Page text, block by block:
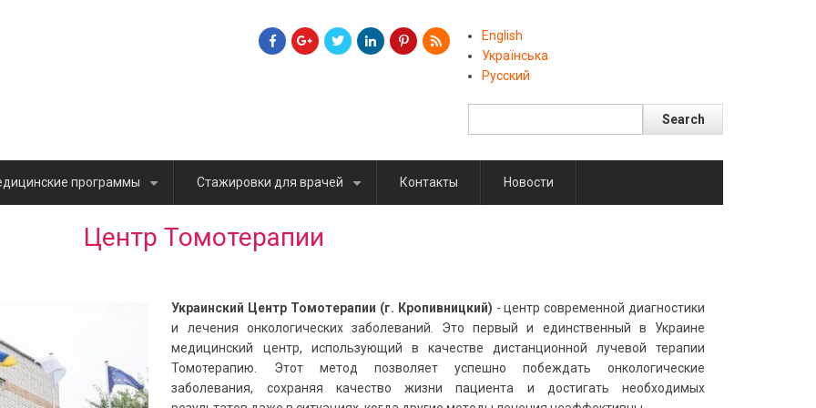
English
Українська
Русский
Поиск
программы Стажировки для врачей Контакты Новости
Центр Томотерапии
Украинский Центр Томотерапии (г. Кропивницкий) - центр современной диагностики
и лечения онкологических заболеваний. Это первый и единственный в Украине
медицинский центр, использующий в качестве дистанционной лучевой терапии
Томотерапию. Этот метод позволяет успешно побеждать онкологические
заболевания, сохраняя качество жизни пациента и достигать необходимых